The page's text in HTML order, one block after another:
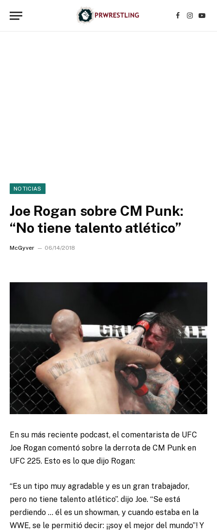
Facebook
NOTICIAS
Joe Rogan sobre CM Punk:
“No tiene talento atlético”
McGyver 06/14/2018
En su más reciente podcast, el comentarista de UFC
Joe Rogan comentó sobre la derrota de CM Punk en
UFC 225. Esto es lo que dijo Rogan:
“Es un tipo muy agradable y es un gran trabajador,
pero no tiene talento atlético”. dijo Joe. “Se está
perdiendo … él es un showman, y cuando estaba en la
WWE, se le permitió decir: ¡¡soy el mejor del mundo”! Y